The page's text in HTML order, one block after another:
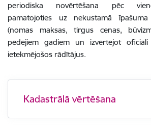
periodiska novērtēšana pēc
pamatojoties uz nekustamā
(nomas maksas, tirgus cenas,
pēdējiem gadiem un izvērtējot
ietekmējošos rādītājus.
Kadastrālā vērtēšana